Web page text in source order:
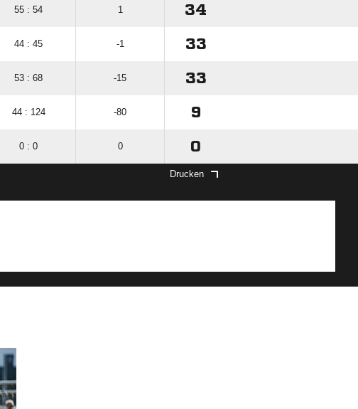
55 : 54 1 34
44 : 45 -1 33
53 : 68 -15 33
44 : 124 -80 9
0 : 0 0 0
Drucken